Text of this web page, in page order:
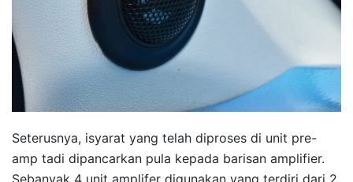
Seterusnya, isyarat yang telah diproses di unit pre-
amp tadi dipancarkan pula kepada barisan amplifier.